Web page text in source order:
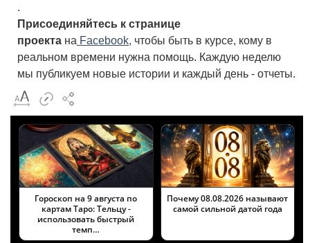
.
Присоединяйтесь к странице
проекта на Facebook, чтобы быть в курсе, кому в
реальном времени нужна помощь. Каждую неделю
мы публикуем новые истории и каждый день - отчеты.
Гороскоп на 9 августа по
картам Таро: Тельцу -
использовать быстрый
темп…
Почему 08.08.2026 называют
самой сильной датой года